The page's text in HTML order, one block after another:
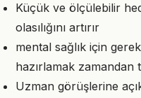
Küçük ve ölçülebilir
olasılığını artırır
mental sağlık için
hazırlamak
Uzman görüşlerine